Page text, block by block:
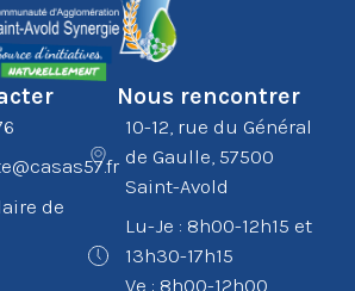
de
Nous rencontrer
10-12, rue du Général
de Gaulle, 57500
Saint-Avold
Lu-Je : 8h00-12h15 et
13h30-17h15
Ve : 8h00-12h00